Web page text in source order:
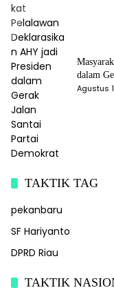
dalam
Agustus
TAKTIK TAG
pekanbaru
SF Hariyanto
DPRD Riau
TAKTIK